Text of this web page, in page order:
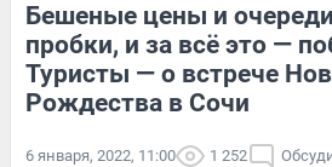
Бешеные цены и
пробки, и за всё это —
Туристы — о встрече
Рождества в Сочи
6 января, 2022, 11:00 1 252